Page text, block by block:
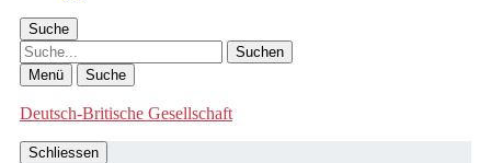
Suche
Suche
Menü Suche
Deutsch-Britische Gesellschaft
Schliessen